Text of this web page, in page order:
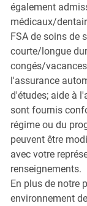
également
médicaux/
FSA de soins de
courte/longue
congés/
l'assurance
d'études; aide à
sont fournis
régime ou du
peuvent être
avec votre
renseignements.
En plus de notre
environnement